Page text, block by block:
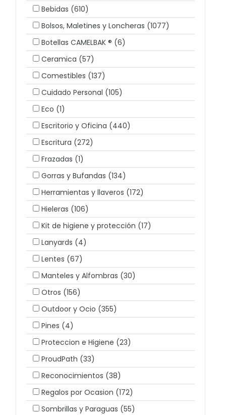
Bebidas (610)
Bolsos, Maletines y Loncheras (1077)
Botellas CAMELBAK ® (6)
Ceramica (57)
Comestibles (137)
Cuidado Personal (105)
Eco (1)
Escritorio y Oficina (440)
Escritura (272)
Frazadas (1)
Gorras y Bufandas (134)
Herramientas y llaveros (172)
Hieleras (106)
Kit de higiene y protección (17)
Lanyards (4)
Lentes (67)
Manteles y Alfombras (30)
Otros (156)
Outdoor y Ocio (355)
Pines (4)
Proteccion e Higiene (23)
ProudPath (33)
Reconocimientos (38)
Regalos por Ocasion (172)
Sombrillas y Paraguas (55)